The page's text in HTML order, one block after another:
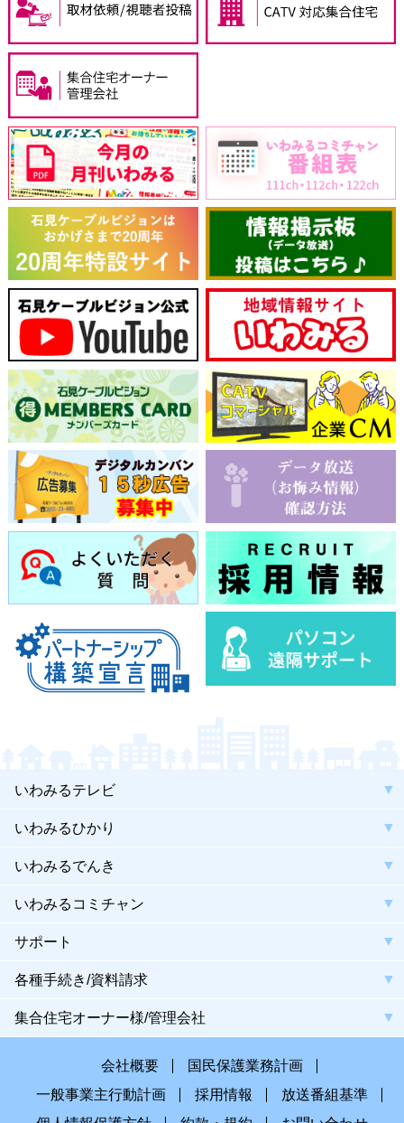
いわみるテレビ
いわみるひかり
いわみるでんき
いわみるコミチャン
サポート
各種手続き/資料請求
集合住宅オーナー様/管理会社
会社概要
国民保護業務計画
一般事業主行動計画
採用情報
放送番組基準